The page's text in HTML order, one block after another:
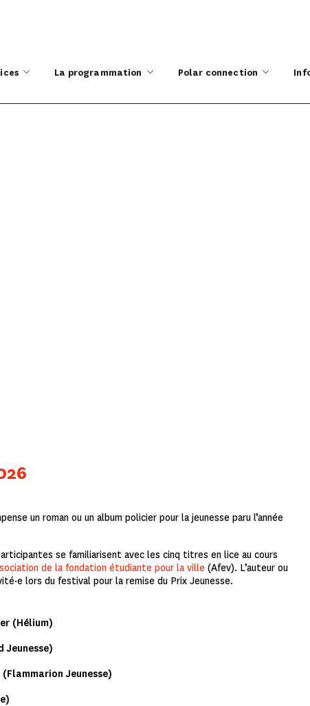
La programmation Polar connection
un roman ou un album policier pour la jeunesse paru l’année
se familiarisent avec les cinq titres en lice au cours
de la fondation étudiante pour la ville (Afev). L’auteur ou
lors du festival pour la remise du Prix Jeunesse.
(Hélium)
Jeunesse)